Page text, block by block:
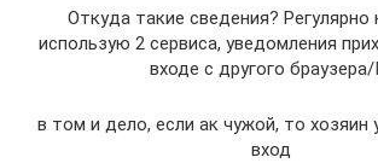
Откуда такие сведения? Регулярно
использую 2 сервиса, уведомления
входе с другого браузера/
в том и дело, если ак чужой, то хозяин
вход